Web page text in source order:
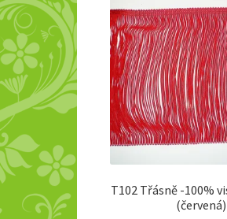
T102 Třásně -100%
(červená)